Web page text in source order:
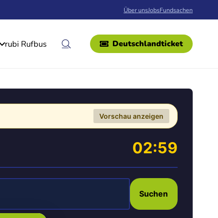
Über unsJobsFundsachen
rubi Rufbus Deutschlandticket
Vorschau anzeigen
02:59
Suchen